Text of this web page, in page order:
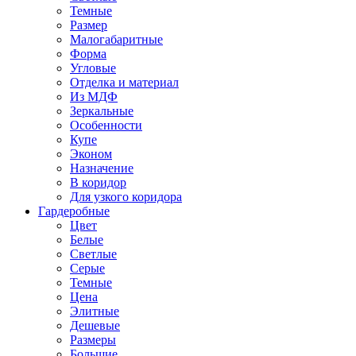
Темные
Размер
Малогабаритные
Форма
Угловые
Отделка и материал
Из МДФ
Зеркальные
Особенности
Купе
Эконом
Назначение
В коридор
Для узкого коридора
Гардеробные
Цвет
Белые
Светлые
Серые
Темные
Цена
Элитные
Дешевые
Размеры